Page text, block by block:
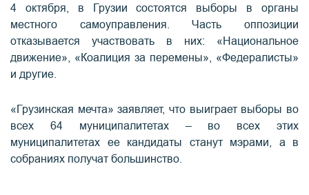
4 октября, в Грузии состоятся выборы в органы
местного самоуправления. Часть оппозиции
отказывается участвовать в них: «Национальное
движение», «Коалиция за перемены», «Федералисты»
и другие.
«Грузинская мечта» заявляет, что выиграет выборы во
всех 64 муниципалитетах – во всех этих
муниципалитетах ее кандидаты станут мэрами, а в
собраниях получат большинство.